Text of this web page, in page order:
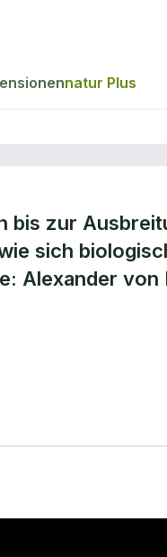
natur Plus
bis zur
sich
Alexander